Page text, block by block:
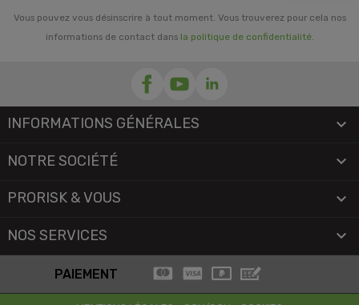
Vous pouvez vous désinscrire à tout moment. Vous trouverez pour cela nos
informations de contact dans la politique de confidentialité.
INFORMATIONS GÉNÉRALES 
NOTRE SOCIÉTÉ 
PRORISK & VOUS 
NOS SERVICES 
PAIEMENT